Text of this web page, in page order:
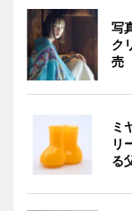
写
ク
売
ミ
リ
る